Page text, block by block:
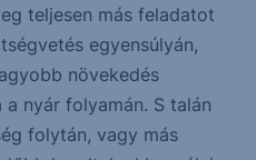
teljesen más feladatot
egyensúlyán,
növekedés
nyár folyamán. S talán
folytán, vagy más